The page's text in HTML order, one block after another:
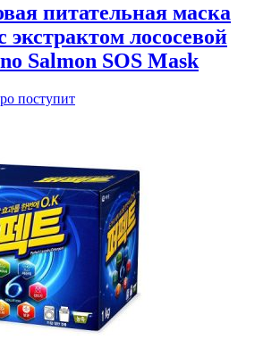
питательная маска
экстрактом лососевой
Salmon SOS Mask
поступит